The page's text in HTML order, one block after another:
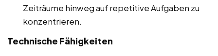
Zeiträume hinweg auf repetitive Aufgaben zu
konzentrieren.
Technische Fähigkeiten